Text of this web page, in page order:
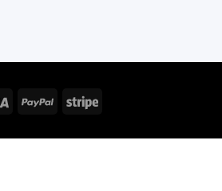
Visa PayPal Stripe